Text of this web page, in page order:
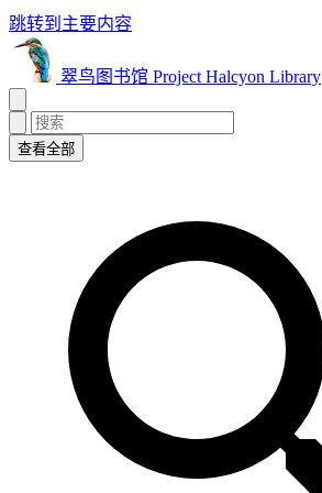
跳转到主要内容
翠鸟图书馆 Project Halcyon Library
查看全部